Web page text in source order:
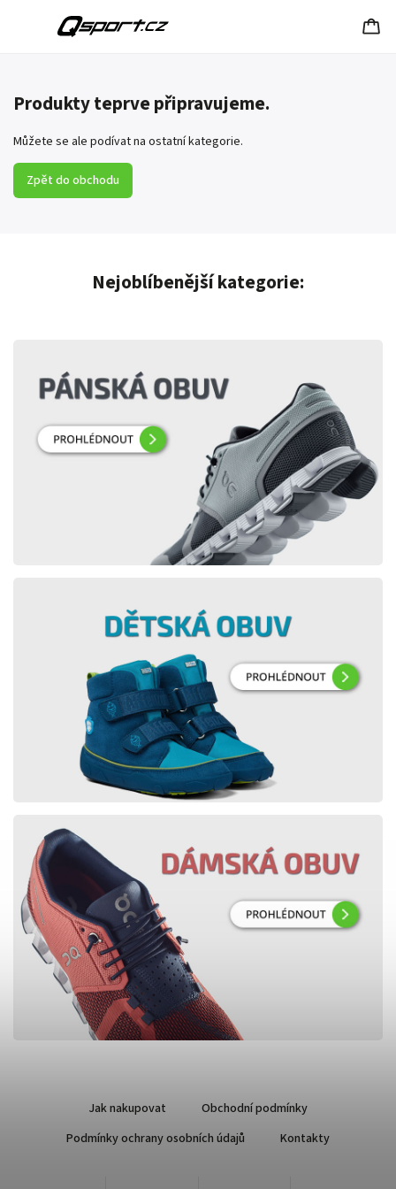
Produkty teprve připravujeme.
Můžete se ale podívat na ostatní kategorie.
Zpět do obchodu
Nejoblíbenější kategorie:
Jak nakupovat
Obchodní podmínky
Podmínky ochrany osobních údajů
Kontakty